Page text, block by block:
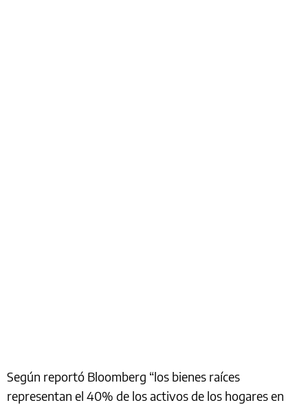
Según reportó Bloomberg “los bienes raíces
representan el 40% de los activos de los hogares en